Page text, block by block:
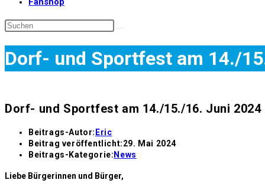
Dorf- und Sportfest am 14./
Dorf- und Sportfest am 14./15./16. Juni 2024
Beitrags-Autor: Eric
Beitrag veröffentlicht:29. Mai 2024
Beitrags-Kategorie: News
Liebe Bürgerinnen und Bürger,